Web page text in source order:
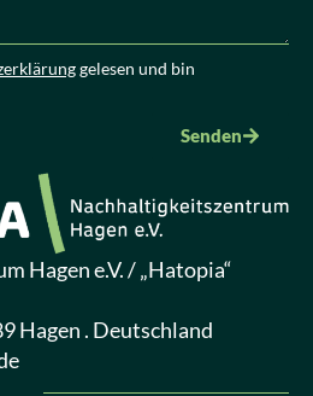
gelesen und bin
Senden
Hagen e.V. / „Hatopia“
Hagen . Deutschland